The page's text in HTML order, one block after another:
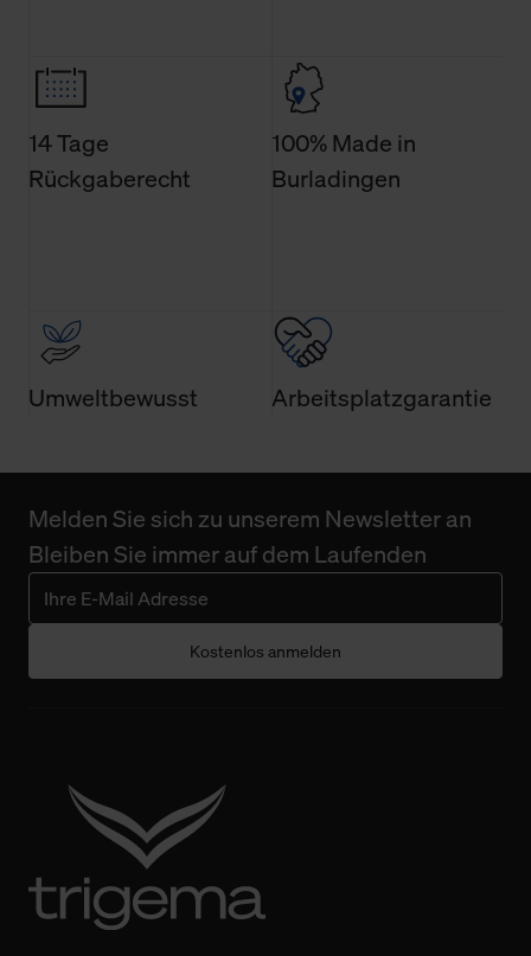
Technologien sowie die Nutzung Ihrer persönlichen Daten
finden Sie in unserer Datenschutzerklärung.
14 Tage
Rückgaberecht
100% Made in
Burladingen
Umweltbewusst Arbeitsplatzgarantie
Melden Sie sich zu unserem Newsletter an
Bleiben Sie immer auf dem Laufenden
Kostenlos anmelden